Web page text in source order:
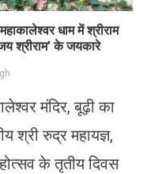
धाम में श्रीराम
श्रीराम’ के जयकारे
मंदिर, बूढ़ी का
श्री रुद्र महायज्ञ,
के तृतीय दिवस